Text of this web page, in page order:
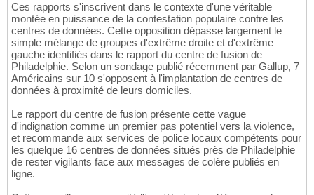
Ces rapports s'inscrivent dans le contexte d'une véritable
montée en puissance de la contestation populaire contre les
centres de données. Cette opposition dépasse largement le
simple mélange de groupes d'extrême droite et d'extrême
gauche identifiés dans le rapport du centre de fusion de
Philadelphie. Selon un sondage publié récemment par Gallup, 7
Américains sur 10 s'opposent à l'implantation de centres de
données à proximité de leurs domiciles.
Le rapport du centre de fusion présente cette vague
d'indignation comme un premier pas potentiel vers la violence,
et recommande aux services de police locaux compétents pour
les quelque 16 centres de données situés près de Philadelphie
de rester vigilants face aux messages de colère publiés en
ligne.